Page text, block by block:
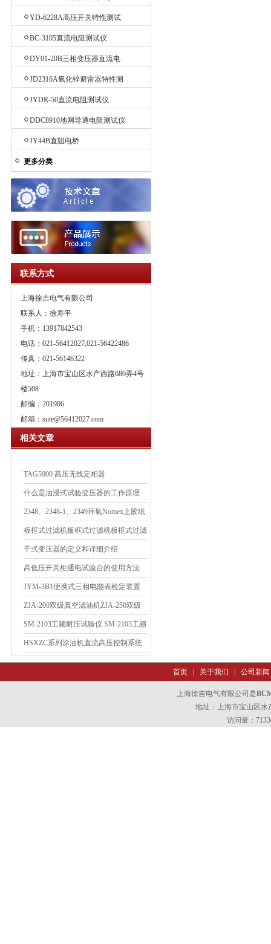
YD-6228A高压开关特性测试
BC-3105直流电阻测试仪
DY01-20B三相变压器直流电
JD2316A氧化锌避雷器特性测
JYDR-50直流电阻测试仪
DDC8910地网导通电阻测试仪
JY44B直阻电桥
更多分类
联系方式
上海徐吉电气有限公司
联系人：徐寿平
手机：13917842543
电话：021-56412027,021-56422486
传真：021-56146322
地址：上海市宝山区水产西路680弄4号
楼508
邮编：201906
邮箱： sute@56412027.com
相关文章
TAG5000 高压无线定相器
什么是油浸式试验变压器的工作原理
2348、2348-1、2349环氧Nomex上胶纸
板框式过滤机板框式过滤机板框式过滤
机板框式过滤机板框式过滤机
干式变压器的定义和详细介绍
高低压开关柜通电试验台的使用方法
JYM-3B1便携式三相电能表检定装置
ZJA-200双级真空滤油机ZJA-250双级
真空滤油机
SM-2103工频耐压试验仪 SM-2103工频
耐压试验仪
HSXZC系列涂油机直流高压控制系统
首页| 关于我们 公司新闻
上海徐吉电气有限公司是
地址：上海市宝山区水
访问量：